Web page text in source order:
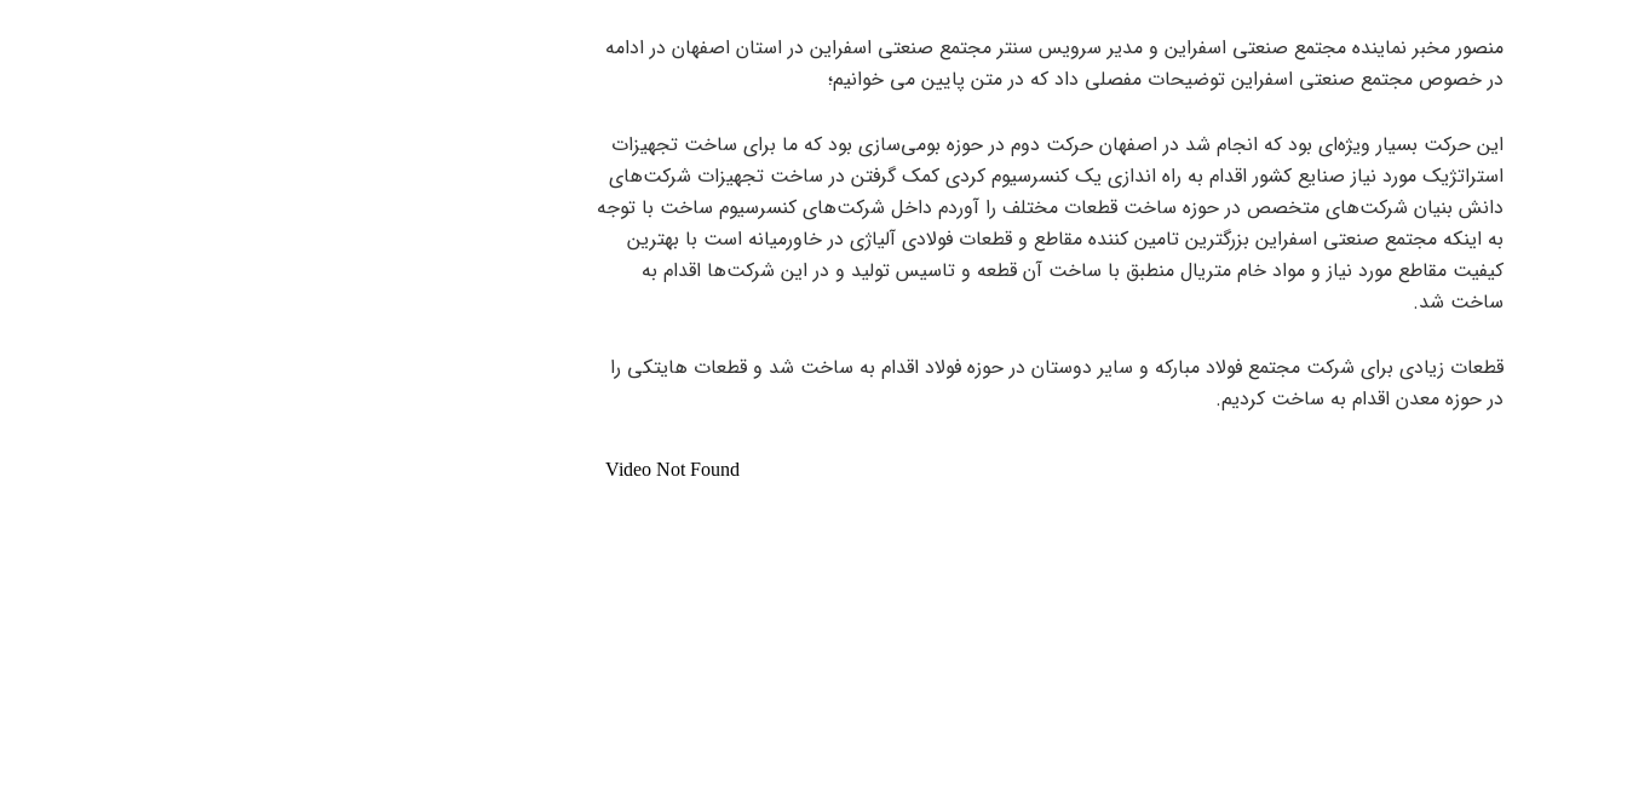
منصور مخبر نماینده مجتمع صنعتی اسفراین و مدیر سرویس سنتر مجتمع صنعتی اسفراین در استان اصفهان در ادامه
در خصوص مجتمع صنعتی اسفراین توضیحات مفصلی داد که در متن پایین می خوانیم؛
این حرکت بسیار ویژه‌ای بود که انجام شد در اصفهان حرکت دوم در حوزه بومی‌سازی بود که ما برای ساخت تجهیزات
استراتژیک مورد نیاز صنایع کشور اقدام به راه اندازی یک کنسرسیوم کرد‌ی کمک گرفتن در ساخت تجهیزات شرکت‌های
دانش بنیان شرکت‌های متخصص در حوزه ساخت قطعات مختلف را آوردم داخل شرکت‌های کنسرسیوم ساخت با توجه
به اینکه مجتمع صنعتی اسفراین بزرگترین تامین کننده مقاطع و قطعات فولادی آلیاژی در خاورمیانه است با بهترین
کیفیت مقاطع مورد نیاز و مواد خام متریال منطبق با ساخت آن قطعه و تاسیس تولید و در این شرکت‌ها اقدام به
ساخت شد.
قطعات زیادی برای شرکت مجتمع فولاد مبارکه و سایر دوستان در حوزه فولاد اقدام به ساخت شد و قطعات هایتکی را
در حوزه معدن اقدام به ساخت کردیم.